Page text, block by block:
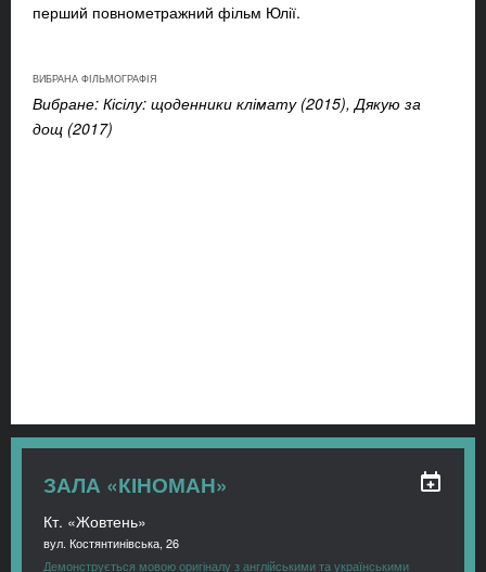
перший повнометражний фільм Юлії.
ВИБРАНА ФІЛЬМОГРАФІЯ
Вибране: Кісілу: щоденники клімату (2015), Дякую за
дощ (2017)
ЗАЛА «КІНОМАН»
Кт. «Жовтень»
вул. Костянтинівська, 26
Демонструється мовою оригіналу з англійськими та українськими